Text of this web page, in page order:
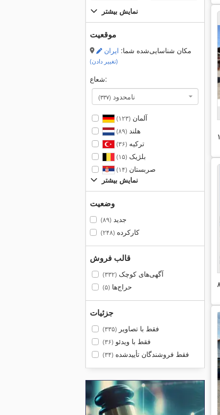
نمایش بیشتر
موقعیت
مکان شناسایی‌شده شما: ایران
(تغییر دادن)
شعاع:
نامحدود (۳۳۷)
آلمان(۱۲۳)
هلند(۸۹)
ترکیه(۳۶)
بلژیک(۱۵)
صربستان(۱۴)
نمایش بیشتر
وضعیت
جدید(۸۹)
کارکرده(۲۴۸)
قالب فروش
آگهی‌های کوچک(۳۳۲)
حراج‌ها(۵)
جزئیات
فقط با تصاویر(۳۳۵)
فقط با ویدئو(۳۶)
فقط فروشندگان تأییدشده(۳۴)